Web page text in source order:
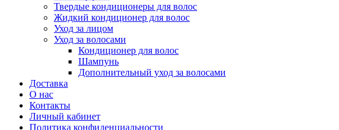
Твердые кондиционеры для волос
Жидкий кондиционер для волос
Уход за лицом
Уход за волосами
Кондиционер для волос
Шампунь
Дополнительный уход за волосами
Доставка
О нас
Контакты
Личный кабинет
Политика конфиденциальности